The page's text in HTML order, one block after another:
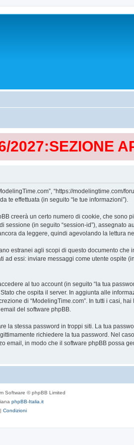
2027:SEZIONE
“https://modelingtime.com/
te effettuata (in seguito “le tue informazioni”).
creerà un certo numero di cookie, che
(in seguito “session-id”), assegnato
da leggere, quindi agevolando la lettura
estranei agli scopi di questo documento
essi: inviare messaggi come utente ospite
al tuo account (in seguito “la tua
che ospita il server. In aggiunta alle
di “ModelingTime.com”. In tutti i casi,
del software phpBB.
stessa password in troppi siti. La tua
richiedere la tua password. Nel
in modo che il software phpBB possa
Software © phpBB Limited
phpBB-Italia.it
| Condizioni